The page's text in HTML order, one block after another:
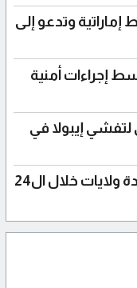
إماراتية وتدعو إلى
وقود وسط إجراءات أمنية
إيبولا في
موريتانيا: تساقطات مطرية على عدة ولايات خلال ال24